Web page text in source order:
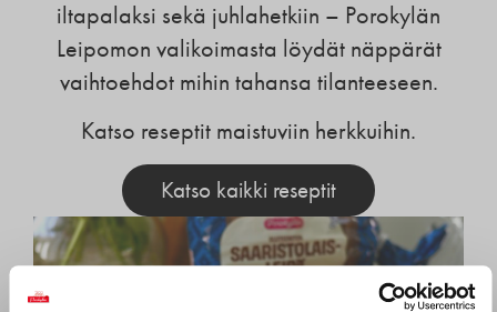
iltapalaksi sekä juhlahetkiin – Porokylän
Leipomon valikoimasta löydät näppärät
vaihtoehdot mihin tahansa tilanteeseen.
Katso reseptit maistuviin herkkuihin.
Katso kaikki reseptit